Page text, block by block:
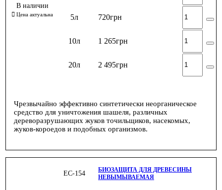
5л 720грн
10л 1 265грн
20л 2 495грн
Чрезвычайно эффективно синтетически неорганическое
средство для уничтожения шашеля, различных
дереворазрушающих жуков точильщиков, насекомых,
жуков-короедов и подобных организмов.
ЕС-154
БИОЗАЩИТА ДЛЯ ДРЕВЕСИНЫ
НЕВЫМЫВАЕМАЯ